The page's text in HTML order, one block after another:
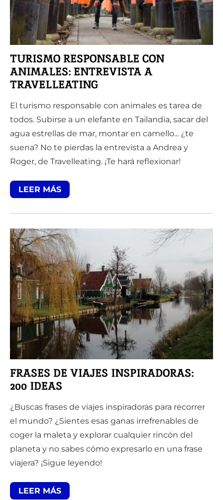
TURISMO RESPONSABLE CON
ANIMALES: ENTREVISTA A
TRAVELLEATING
El turismo responsable con animales es tarea de
todos. Subirse a un elefante en Tailandia, sacar del
agua estrellas de mar, montar en camello... ¿te
suena? No te pierdas la entrevista a Andrea y
Roger, de Travelleating. ¡Te hará reflexionar!
LEER MÁS
FRASES DE VIAJES INSPIRADORAS:
200 IDEAS
¿Buscas frases de viajes inspiradoras para recorrer
el mundo? ¿Sientes esas ganas irrefrenables de
coger la maleta y explorar cualquier rincón del
planeta y no sabes cómo expresarlo en una frase
viajera? ¡Sigue leyendo!
LEER MÁS